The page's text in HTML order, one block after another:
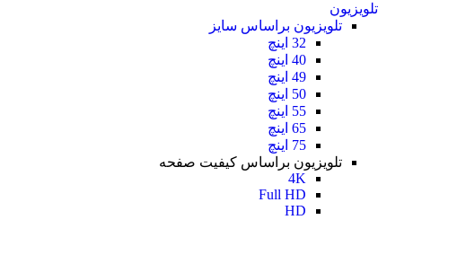
تلویزیون
تلویزیون براساس سایز
32 اینچ
40 اینچ
49 اینچ
50 اینچ
55 اینچ
65 اینچ
75 اینچ
تلویزیون براساس کیفیت صفحه
4K
Full HD
HD